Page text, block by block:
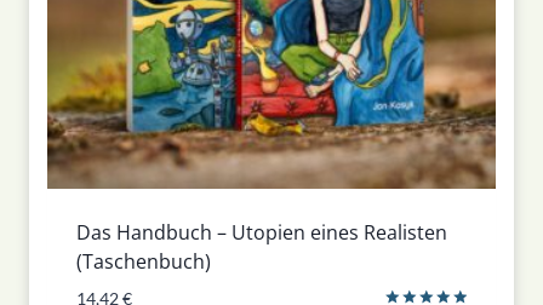
Das Handbuch – Utopien eines Realisten
(Taschenbuch)
14,42€